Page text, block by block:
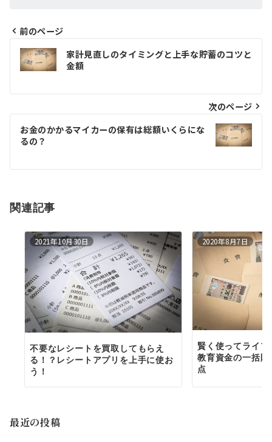
投
稿
ナ
ビ
ゲ
シ
ン
前のページ
家計見直しのタイミングと上手な貯蓄のコツと
金額
次のページ
お金のかかるマイカーの保有は総額いくらにな
るの？
関連記事
2021年10月30日
不要なレシートを買取してもらえ
る！？レシートアプリを上手に使お
う！
2020年8月7日
賢く使ってライ
教育資金の一括
点
最近の投稿